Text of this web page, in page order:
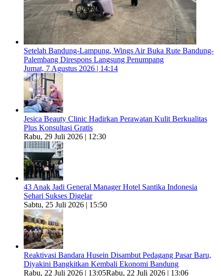
Setelah Bandung-Lampung, Wings Air Buka Rute Bandung-
Palembang Direspons Langsung Penumpang
Jumat, 7 Agustus 2026 | 14:14
Jesica Beauty Clinic Hadirkan Perawatan Kulit Berkualitas
Plus Konsultasi Gratis
Rabu, 29 Juli 2026 | 12:30
43 Anak Jadi General Manager Hotel Santika Indonesia
Sehari Sukses Digelar
Sabtu, 25 Juli 2026 | 15:50
Reaktivasi Bandara Husein Disambut Pedagang Pasar Baru,
Diyakini Bangkitkan Kembali Ekonomi Bandung
Rabu, 22 Juli 2026 | 13:05Rabu, 22 Juli 2026 | 13:06